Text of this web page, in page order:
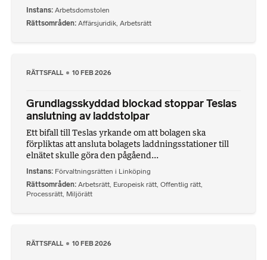
Instans Arbetsdomstolen
Rättsområden Affärsjuridik, Arbetsrätt
RÄTTSFALL 10 FEB 2026
Grundlagsskyddad blockad stoppar Teslas
anslutning av laddstolpar
Ett bifall till Teslas yrkande om att bolagen ska
förpliktas att ansluta bolagets laddningsstationer till
elnätet skulle göra den pågåend...
Instans Förvaltningsrätten i Linköping
Rättsområden Arbetsrätt Europeisk rätt Offentlig rätt
Processrätt Miljörätt
RÄTTSFALL 10 FEB 2026